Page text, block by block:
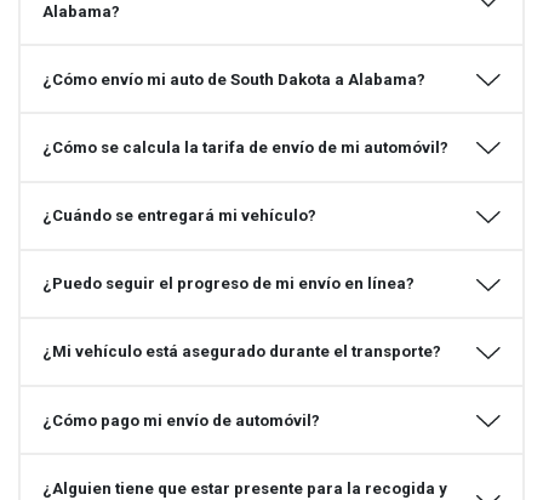
Alabama?
¿Cómo envío mi auto de South Dakota a Alabama?
¿Cómo se calcula la tarifa de envío de mi automóvil?
¿Cuándo se entregará mi vehículo?
¿Puedo seguir el progreso de mi envío en línea?
¿Mi vehículo está asegurado durante el transporte?
¿Cómo pago mi envío de automóvil?
¿Alguien tiene que estar presente para la recogida y